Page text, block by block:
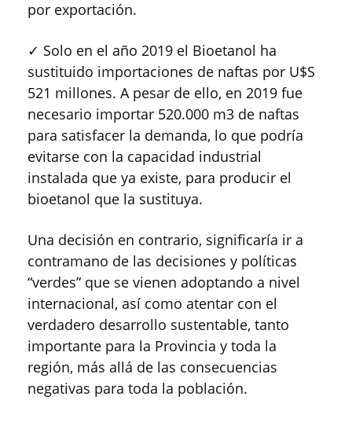
por exportación.
✓ Solo en el año 2019 el Bioetanol ha
sustituido importaciones de naftas por U$S
521 millones. A pesar de ello, en 2019 fue
necesario importar 520.000 m3 de naftas
para satisfacer la demanda, lo que podría
evitarse con la capacidad industrial
instalada que ya existe, para producir el
bioetanol que la sustituya.
Una decisión en contrario, significaría ir a
contramano de las decisiones y políticas
“verdes” que se vienen adoptando a nivel
internacional, así como atentar con el
verdadero desarrollo sustentable, tanto
importante para la Provincia y toda la
región, más allá de las consecuencias
negativas para toda la población.